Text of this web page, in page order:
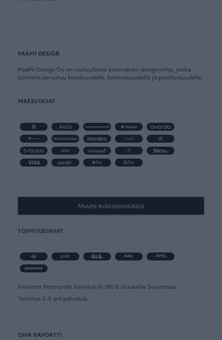
PAAPII DESIGN
PaaPii Design Oy on vastuullinen kotimainen designyritys, jonka
toiminta perustuu kestävyydelle, kotimaisuudelle ja positiivisuudelle.
MAKSUTAVAT
Muuta evästeasetuksia
TOIMITUSTAVAT
Ilmainen Postnordin toimitus yli 100 € tilauksille Suomessa.
Toimitus 3-5 arkipäivässä.
OIVA RAPORTTI